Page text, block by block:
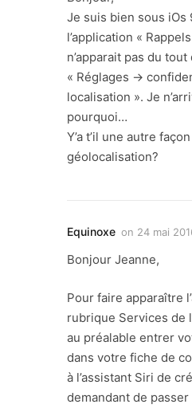
Je suis bien sous iOs
l’application «
n’apparait pas du
« Réglages ->
localisation ». Je
pourquoi…
Y’a t’il une autre
géolocalisation?
Equinoxe on 24 mai
Bonjour Jeanne,
Pour faire apparaître
rubrique Services de
au préalable entrer
dans votre fiche de
à l’assistant Siri de
demandant de